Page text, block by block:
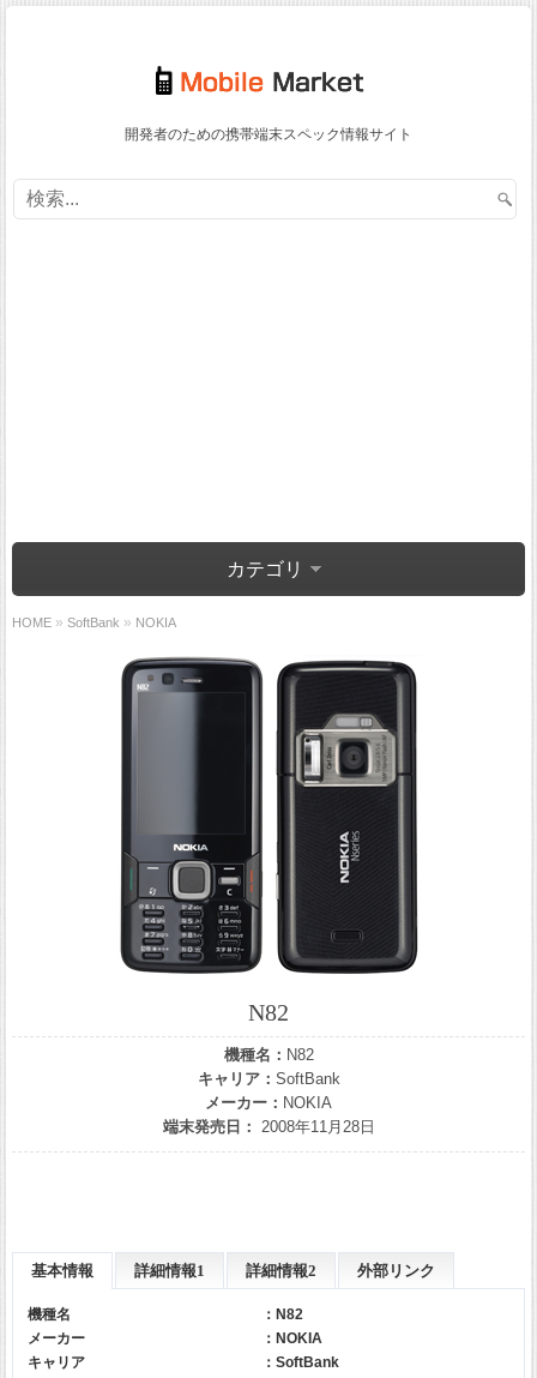
開発者のための携帯端末スペック情報サイト
カテゴリ
HOME » SoftBank » NOKIA
N82
機種名： N82
キャリア： SoftBank
メーカー： NOKIA
端末発売日： 2008年11月28日
基本情報 詳細情報1 詳細情報2 外部リンク
機種名
：N82
メーカー
： NOKIA
キャリア
： SoftBank